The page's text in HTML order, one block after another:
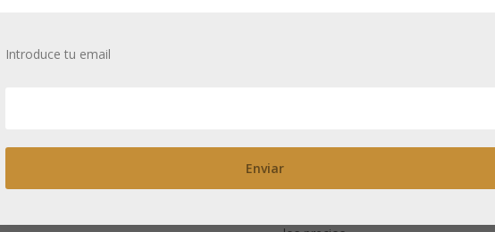
porcelana 160 ml
Necesitas estar registrado para ver
con tapa Atmósfera
gasolina 350 ml
Introduce tu email